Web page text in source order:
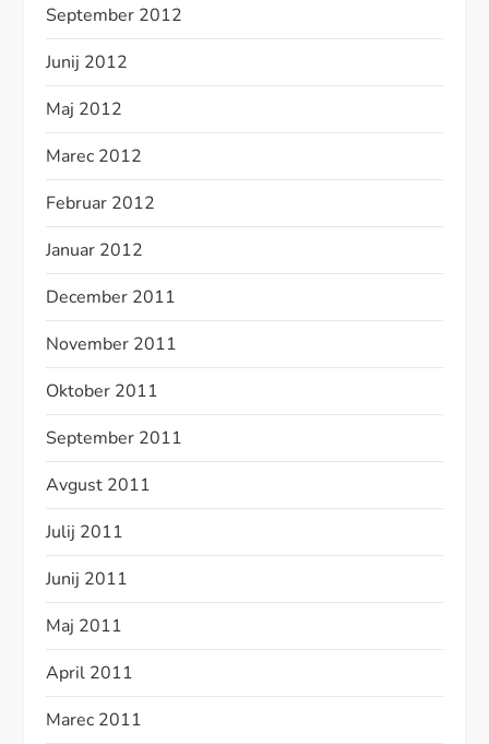
September 2012
Junij 2012
Maj 2012
Marec 2012
Februar 2012
Januar 2012
December 2011
November 2011
Oktober 2011
September 2011
Avgust 2011
Julij 2011
Junij 2011
Maj 2011
April 2011
Marec 2011